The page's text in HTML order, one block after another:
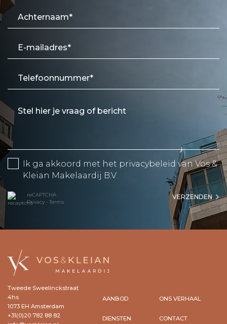
Ik ga akkoord met het privacybeleidvan Vos &
Kleian Makelaardij B.V.
reCAPTCHA
Privacy • Terms
VERZENDEN
Tweede Sweelinckstraat
4hs
1073 EH Amsterdam
+31(0)20 782 88 82
AANBOD
DIENSTEN
ONS VERHAAL
CONTACT